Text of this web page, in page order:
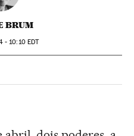
BRUM
- 10:10EDT
Sociales